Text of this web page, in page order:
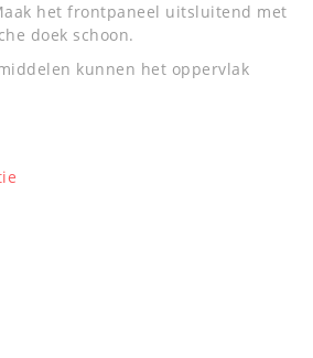
het frontpaneel uitsluitend met
doek schoon.
kunnen het oppervlak